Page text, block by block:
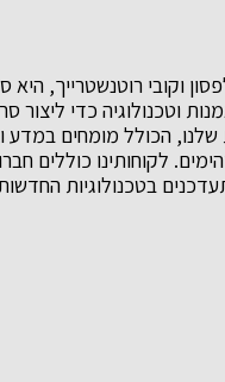
וקובי רוטנשטרייך,
כדי ליצור
שלנו, הכולל מומחים
לקוחותינו כוללים
בטכנולוגיות